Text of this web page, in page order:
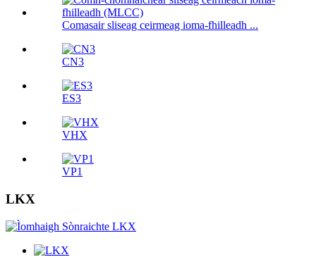
Comasair sliseag ceirmeag ioma-fhilleadh ...
CN3
ES3
VHX
VP1
LKX